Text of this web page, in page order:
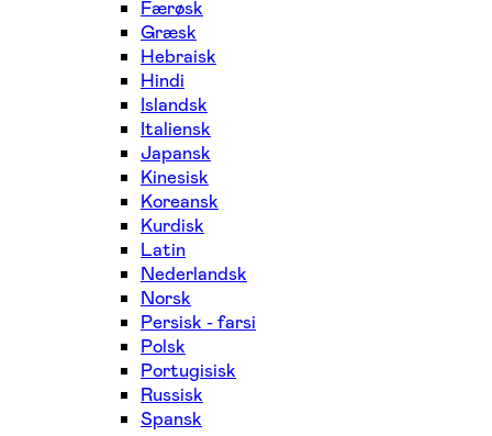
Færøsk
Græsk
Hebraisk
Hindi
Islandsk
Italiensk
Japansk
Kinesisk
Koreansk
Kurdisk
Latin
Nederlandsk
Norsk
Persisk - farsi
Polsk
Portugisisk
Russisk
Spansk